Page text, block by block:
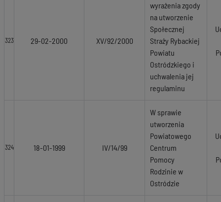
323 29-02-2000 XV/92/2000
wyrażenia zgody
na utworzenie
Społecznej
Straży Rybackiej
Powiatu
Ostródzkiego i
uchwalenia jej
regulaminu
324 18-01-1999 IV/14/99
W sprawie
utworzenia
Powiatowego
Centrum
Pomocy
Rodzinie w
Ostródzie